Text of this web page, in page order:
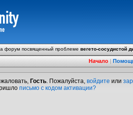
форум посвященный проблемевегето-сосудистой
Начало|
Гость. Пожалуйста, войдите или
письмо с кодом активации?